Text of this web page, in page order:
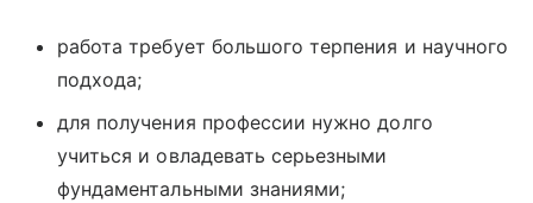
работа требует большого терпения и научного
подхода;
для получения профессии нужно долго
учиться и овладевать серьезными
фундаментальными знаниями;